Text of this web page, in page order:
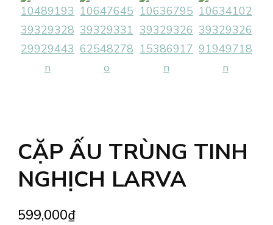
CẶP ẤU TRÙNG TINH
NGHỊCH LARVA
599,000₫